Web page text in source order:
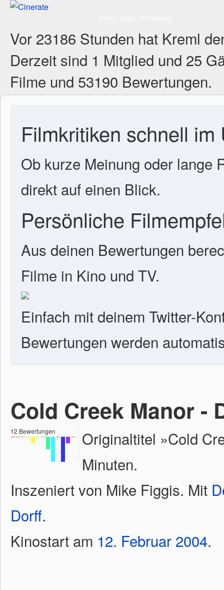
Vor 23186 Stunden hat Kreml
Derzeit sind 1 Mitglied und 25
Filme und 53190 Bewertungen.
Filmkritiken schnell im
Ob kurze Meinung oder lange
direkt auf einen Blick.
Persönliche
Aus deinen Bewertungen
Filme in Kino und TV.
Einfach mit deinem Twitter-
Bewertungen werden
Cold Creek Manor -
12 Bewertungen
Originaltitel »Cold
Minuten.
Inszeniert von Mike Figgis. Mit
Dorff.
Kinostart am 12. Februar 2004.